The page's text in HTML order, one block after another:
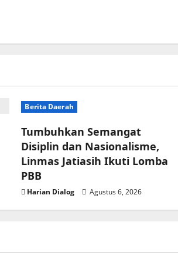
Berita Daerah
Tumbuhkan Semangat
Disiplin dan Nasionalisme,
Linmas Jatiasih Ikuti Lomba
PBB
Harian Dialog Agustus 6, 2026